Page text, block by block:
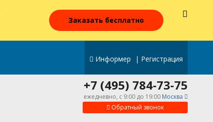
Заказать бесплатно
Информер | Регистрация
Обратный звонок
+7 (495) 784-73-75
ежедневно, c 9:00 до 19:00 Москва